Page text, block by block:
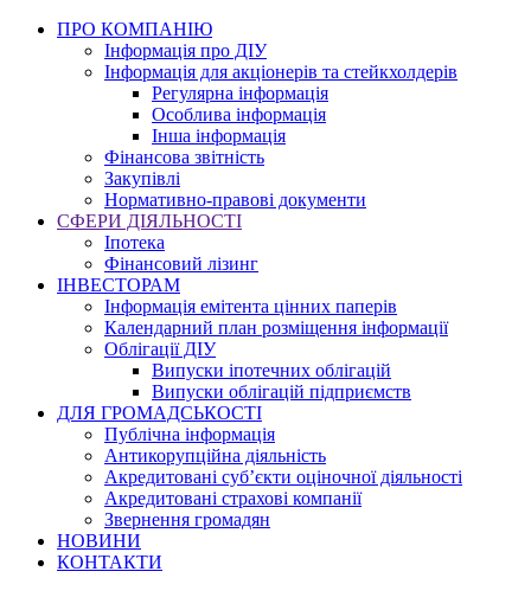
ПРО КОМПАНІЮ
Інформація про ДІУ
Інформація для акціонерів та стейкхолдерів
Регулярна інформація
Особлива інформація
Інша інформація
Фінансова звітність
Закупівлі
Нормативно-правові документи
СФЕРИ ДІЯЛЬНОСТІ
Іпотека
Фінансовий лізинг
ІНВЕСТОРАМ
Інформація емітента цінних паперів
Календарний план розміщення інформації
Облігації ДІУ
Випуски іпотечних облігацій
Випуски облігацій підприємств
ДЛЯ ГРОМАДСЬКОСТІ
Публічна інформація
Антикорупційна діяльність
Акредитовані суб’єкти оціночної діяльності
Акредитовані страхові компанії
Звернення громадян
НОВИНИ
КОНТАКТИ